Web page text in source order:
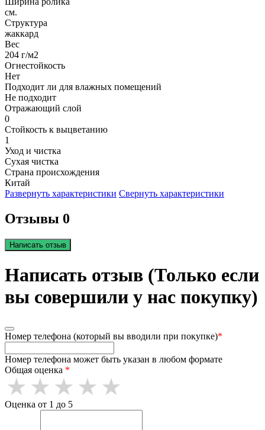
см.
Структура
жаккард
Вес
204 г/м2
Огнестойкость
Нет
Подходит ли для влажных помещений
Не подходит
Отражающий слой
0
Стойкость к выцветанию
1
Уход и чистка
Сухая чистка
Страна происхождения
Китай
Развернуть характеристики Свернуть характеристики
Отзывы 0
Написать отзыв
Написать отзыв (Только если
вы совершили у нас покупку)
Номер телефона (который вы вводили при покупке)*
Номер телефона может быть указан в любом формате
Общая оценка *
Оценка от 1 до 5